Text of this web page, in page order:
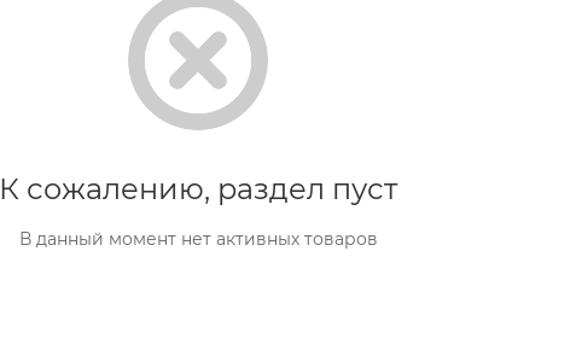
К сожалению, раздел пуст
В данный момент нет активных товаров